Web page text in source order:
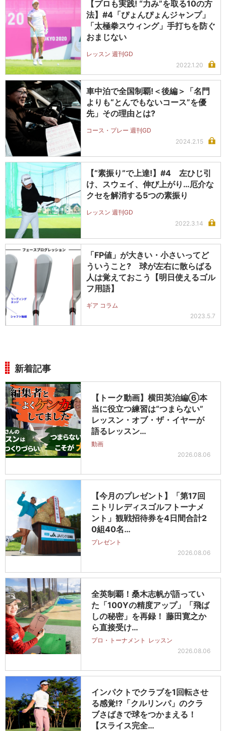
【プロも実践! “力み”を取る10の方
法】#4「ぴょんぴょんジャンプ」
「太極拳スウィング」手打ちを防ぐ
おまじない
レッスン 週刊GD
2022.1.20
車中泊で全国制覇!＜後編＞「名門
よりも“とんでもないコース”を優
先」その理由とは?
コース・プレー 週刊GD
2024.2.15
【“素振り”で上達!】#4 左ひじ引
け、スウェイ、伸び上がり…厄介な
クセを解消する5つの素振り
レッスン 週刊GD
2022.3.14
「FP値」が大きい・小さいってど
ういうこと? 球が左右に散らばる
人は覚えておこう【明日使えるゴル
フ用語】
ギア コラム
2023.5.7
新着記事
【トーク動画】横田英治編⑥本
当に役立つ練習は“つまらない”
レッスン・オブ・ザ・イヤーが
語るレッスン…
動画
2026.08.06
【今月のプレゼント】「第17回
ニトリレディスゴルフトーナメ
ント」観戦招待券を4日間合計2
0組40名…
プレゼント
2026.08.06
全英制覇！桑木志帆が語ってい
た「100Yの精度アップ」「飛ば
しの秘密」を再録！ 藤田寛之か
ら直接受け…
プロ・トーナメント レッスン
2026.08.06
インパクトでクラブを1回転させ
る感覚!?「クルリンパ」のクラ
ブさばきで球をつかまえる！
【スライス完全…